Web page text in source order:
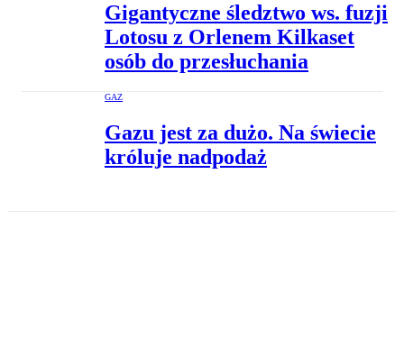
Gigantyczne śledztwo ws. fuzji
Lotosu z Orlenem Kilkaset
osób do przesłuchania
GAZ
Gazu jest za dużo. Na świecie
króluje nadpodaż